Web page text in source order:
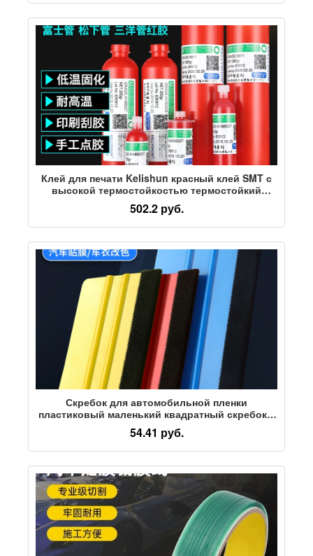
Клей для печати Kelishun красный клей SMT с
высокой термостойкостью термостойкий
соскабливающий клей NE3000S 8800T 200g360g
502.2 руб.
Скребок для автомобильной пленки
пластиковый маленький квадратный скребок с
тканью для изменения цвета пленки,
рекламирующий булочку для выпечки,
двусторонний доступный скребок
54.41 руб.